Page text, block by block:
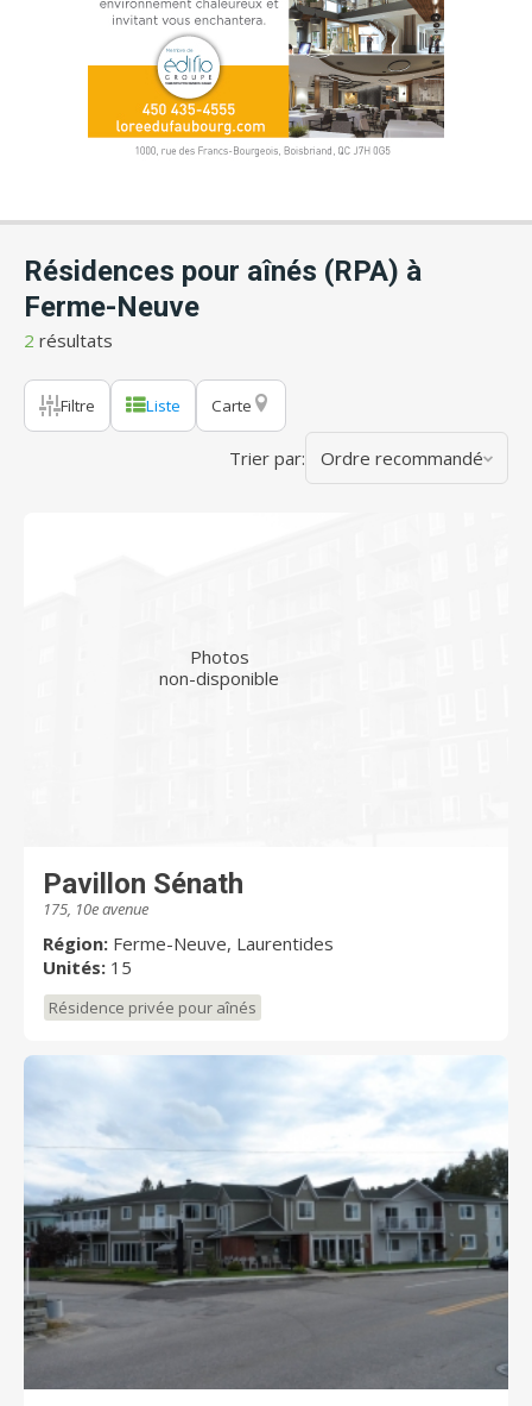
Résidences pour aînés (RPA) à
Ferme-Neuve
2 résultats
Filtre Liste Carte
Trier par: Ordre recommandé
Photos
non-disponible
Pavillon Sénath
175, 10e avenue
Région: Ferme-Neuve, Laurentides
Unités: 15
Résidence privée pour aînés